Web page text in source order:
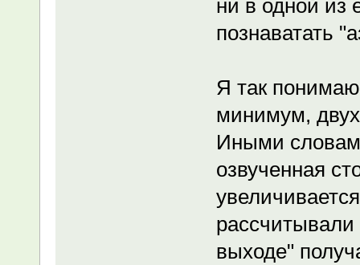
ни в одной из
познаватать
Я так
минимум,
Иными
озвученная
выходе"